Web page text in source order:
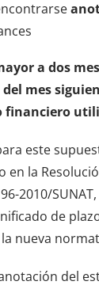
a dos
mes
financiero
este
en la
2010/
de
nueva
del